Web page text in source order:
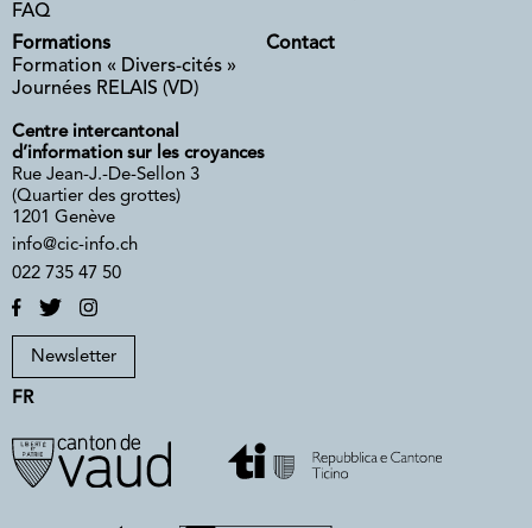
FAQ
Formations
Formation « Divers-cités »
Journées RELAIS (VD)
Contact
Centre intercantonal
d’information sur les croyances
Rue Jean-J.-De-Sellon 3
(Quartier des grottes)
1201 Genève
info@cic-info.ch
022 735 47 50
Newsletter
FR